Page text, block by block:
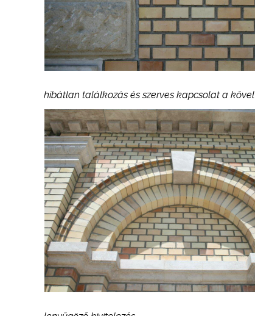
hibátlan találkozás és szerves kapcsolat a kővel